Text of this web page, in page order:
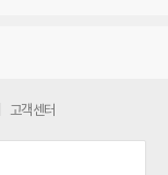
고객센터